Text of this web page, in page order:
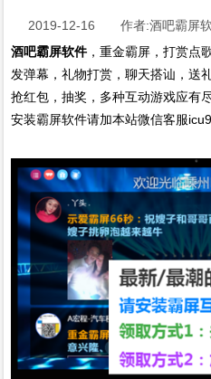
2019-12-16 作者:酒吧霸屏
酒吧霸屏软件，重金霸屏，打赏点
发弹幕，礼物打赏，聊天搭讪，送礼
抢红包，抽奖，多种互动游戏应有
安装霸屏软件请加本站微信客服